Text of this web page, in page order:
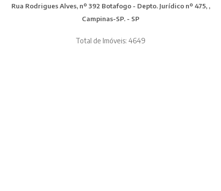
Rua Rodrigues Alves, nº 392 Botafogo - Depto. Jurídico nº 475, ,
Campinas-SP. - SP
Total de Imóveis: 4649